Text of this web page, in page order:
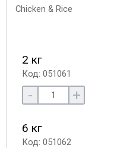
2 кг
Код: 051061
- +
6 кг
Код: 051062